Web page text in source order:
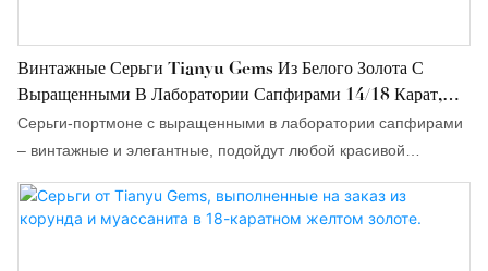
Винтажные Серьги Tianyu Gems Из Белого Золота С
Выращенными В Лаборатории Сапфирами 14/18 Карат,
Серьги Для Повседневной Носки.
Серьги-портмоне с выращенными в лаборатории сапфирами
– винтажные и элегантные, подойдут любой красивой
женщине для любого случая.